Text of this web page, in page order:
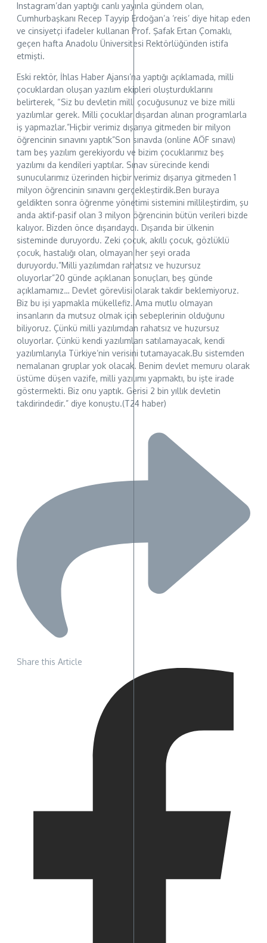
Instagram’dan yaptığı canlı yayınla gündem olan,
Cumhurbaşkanı Recep Tayyip Erdoğan’a ‘reis’ diye hitap eden
ve cinsiyetçi ifadeler kullanan Prof. Şafak Ertan Çomaklı,
geçen hafta Anadolu Üniversitesi Rektörlüğünden istifa
etmişti.
Eski rektör, İhlas Haber Ajansı’na yaptığı açıklamada, milli
çocuklardan oluşan yazılım ekipleri oluşturduklarını
belirterek, “Siz bu devletin milli çocuğusunuz ve bize milli
yazılımlar gerek. Milli çocuklar dışardan alınan programlarla
iş yapmazlar.”Hiçbir verimiz dışarıya gitmeden bir milyon
öğrencinin sınavını yaptık”Son sınavda (online AÖF sınavı)
tam beş yazılım gerekiyordu ve bizim çocuklarımız beş
yazılımı da kendileri yaptılar. Sınav sürecinde kendi
sunucularımız üzerinden hiçbir verimiz dışarıya gitmeden 1
milyon öğrencinin sınavını gerçekleştirdik.Ben buraya
geldikten sonra öğrenme yönetimi sistemini millileştirdim, şu
anda aktif-pasif olan 3 milyon öğrencinin bütün verileri bizde
kalıyor. Bizden önce dışarıdaydı. Dışarıda bir ülkenin
sisteminde duruyordu. Zeki çocuk, akıllı çocuk, gözlüklü
çocuk, hastalığı olan, olmayan her şeyi orada
duruyordu.”Milli yazılımdan rahatsız ve huzursuz
oluyorlar”20 günde açıklanan sonuçları, beş günde
açıklamamız… Devlet görevlisi olarak takdir beklemiyoruz.
Biz bu işi yapmakla mükellefiz. Ama mutlu olmayan
insanların da mutsuz olmak için sebeplerinin olduğunu
biliyoruz. Çünkü milli yazılımdan rahatsız ve huzursuz
oluyorlar. Çünkü kendi yazılımları satılamayacak, kendi
yazılımlarıyla Türkiye’nin verisini tutamayacak.Bu sistemden
nemalanan gruplar yok olacak. Benim devlet memuru olarak
üstüme düşen vazife, milli yazılımı yapmaktı, bu işte irade
göstermekti. Biz onu yaptık. Gerisi 2 bin yıllık devletin
takdirindedir.” diye konuştu.(T24 haber)
Share this Article